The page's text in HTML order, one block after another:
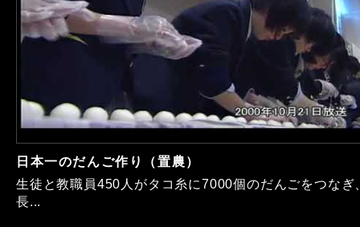
日本一のだんご作り（置農）
生徒と教職員450人がタコ糸に7000個のだんごをつなぎ
長...